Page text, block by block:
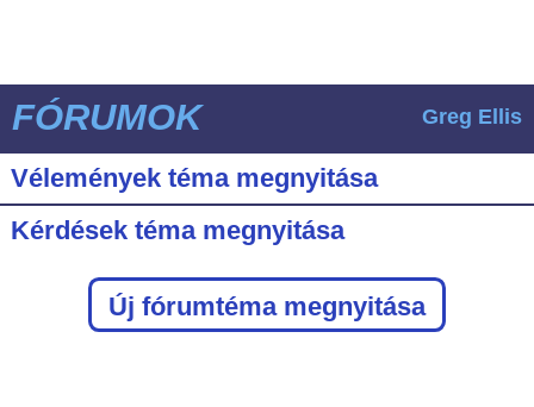
FÓRUMOK Greg Ellis
Vélemények téma megnyitása
Kérdések téma megnyitása
Új fórumtéma megnyitása